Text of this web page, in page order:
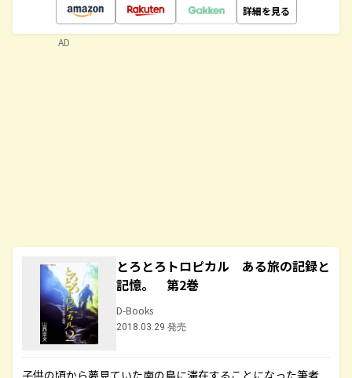
詳細を見る
とろとろトロピカル ある旅の記録と
記憶。 第2巻
D-Books
2018.03.29 発売
子供の頃から夢見ていた南の島に滞在することになった筆者
AD